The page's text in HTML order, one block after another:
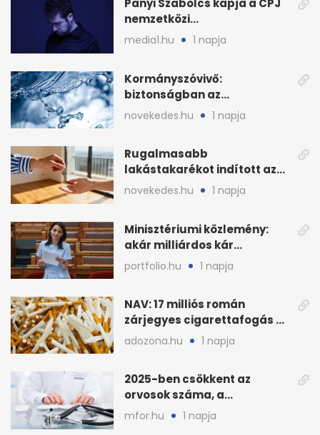
Panyi Szabolcs kapja a CPJ
nemzetközi
sajtószabadság-díját
media1.hu 1 napja
Kormányszóvivő:
biztonságban az
ivóvízkészlet, nincs
stratégiai vízhiány
novekedes.hu 1 napja
Rugalmasabb
lakástakarékot indított az
OTP: két köztes kilépéssel
novekedes.hu 1 napja
Minisztériumi közlemény:
akár milliárdos kár
fenyegette Budapest fáit
portfolio.hu 1 napja
NAV: 17 milliós román
zárjegyes cigarettafogás az
M1-esen
adozona.hu 1 napja
2025-ben csökkent az
orvosok száma, a
háziorvosokra még több
mfor.hu 1 napja